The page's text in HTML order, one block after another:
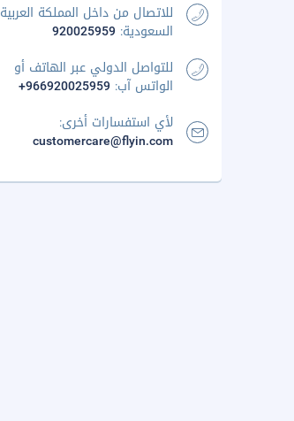
للاتصال من داخل المملكة العربية
السعودية: 920025959
للتواصل الدولي عبر الهاتف أو
الواتس آب: +966920025959
لأي استفسارات أخرى:
customercare@flyin.com